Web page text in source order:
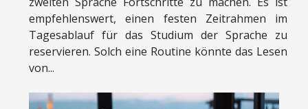
empfehlenswert, einen festen Zeitrahmen im
Tagesablauf für das Studium der Sprache zu
reservieren. Solch eine Routine könnte das Lesen
von...